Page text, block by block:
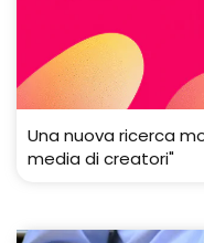
Una nuova ricerca
media di creatori"